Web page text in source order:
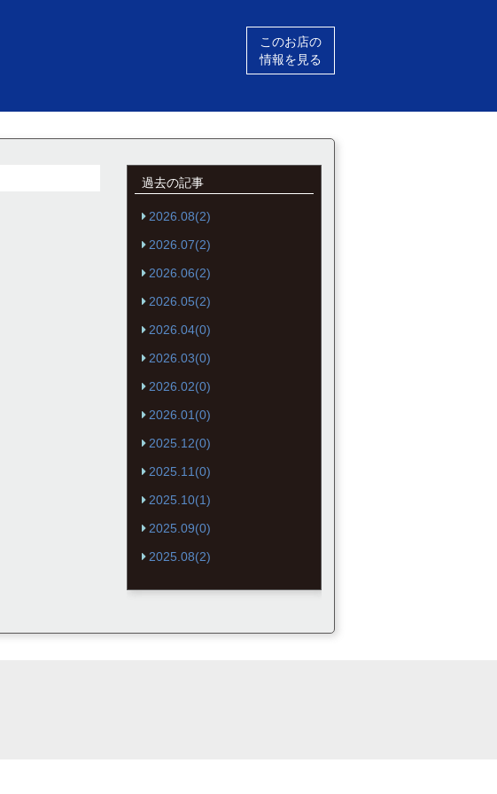
このお店の
情報を見る
過去の記事
2026.08(2)
2026.07(2)
2026.06(2)
2026.05(2)
2026.04(0)
2026.03(0)
2026.02(0)
2026.01(0)
2025.12(0)
2025.11(0)
2025.10(1)
2025.09(0)
2025.08(2)